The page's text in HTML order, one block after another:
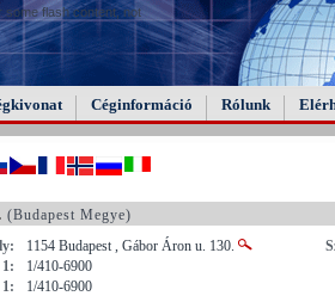
some flash content, not
Céginformáció Rólunk
(Budapest Megye)
1154 Budapest , Gábor Áron u. 130.
1/410-6900
1/410-6900